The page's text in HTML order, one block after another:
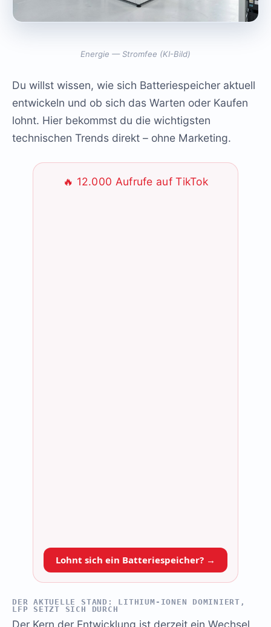
Energie — Stromfee (KI-Bild)
Du willst wissen, wie sich Batteriespeicher aktuell
entwickeln und ob sich das Warten oder Kaufen
lohnt. Hier bekommst du die wichtigsten
technischen Trends direkt – ohne Marketing.
🔥 12.000 Aufrufe auf TikTok
Lohnt sich ein Batteriespeicher? →
DER AKTUELLE STAND: LITHIUM-IONEN DOMINIERT,
LFP SETZT SICH DURCH
Der Kern der Entwicklung ist derzeit ein Wechsel